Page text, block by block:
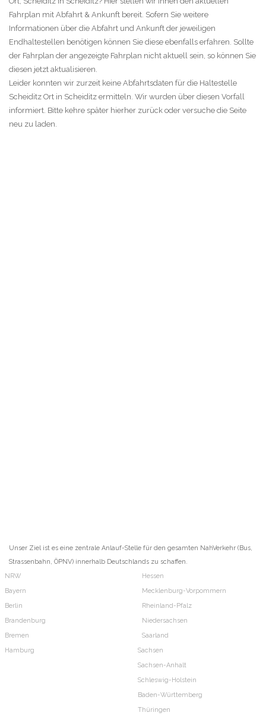
Fahrplan mit Abfahrt & Ankunft bereit. Sofern Sie weitere
Informationen über die Abfahrt und Ankunft der jeweiligen
Endhaltestellen benötigen können Sie diese ebenfalls erfahren. Sollte
der Fahrplan der angezeigte Fahrplan nicht aktuell sein, so können Sie
diesen jetzt aktualisieren.
Leider konnten wir zurzeit keine Abfahrtsdaten für die Haltestelle
Scheiditz Ort in Scheiditz ermitteln. Wir wurden über diesen Vorfall
informiert. Bitte kehre später hierher zurück oder versuche die Seite
neu zu laden.
Unser Ziel ist es eine zentrale Anlauf-Stelle für den gesamten NahVerkehr (Bus,
Strassenbahn, ÖPNV) innerhalb Deutschlands zu schaffen.
NRW
Bayern
Berlin
Brandenburg
Bremen
Hamburg
Hessen
Mecklenburg-Vorpommern
Rheinland-Pfalz
Niedersachsen
Saarland
Sachsen
Sachsen-Anhalt
Schleswig-Holstein
Baden-Württemberg
Thüringen